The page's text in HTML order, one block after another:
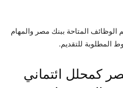
المتاحة ببنك مصر والمهام
المطلوبة للتقديم.
كمحلل ائتماني